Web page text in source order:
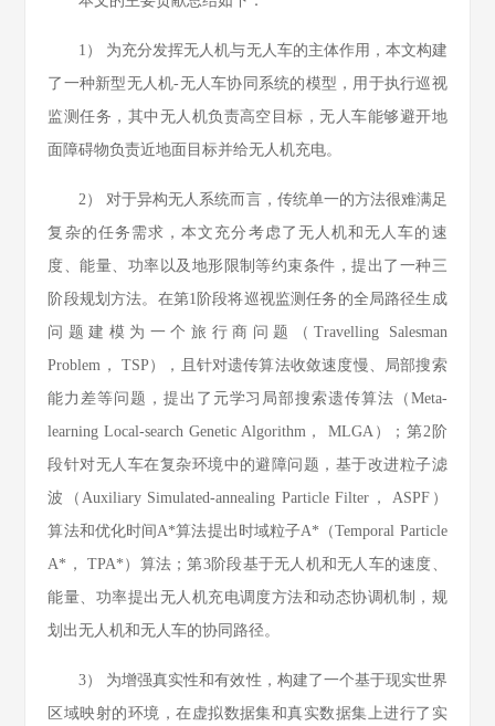
1） 为充分发挥无人机与无人车的主体作用，本文构建
了一种新型无人机-无人车协同系统的模型，用于执行巡视
监测任务，其中无人机负责高空目标，无人车能够避开地
面障碍物负责近地面目标并给无人机充电。
2） 对于异构无人系统而言，传统单一的方法很难满足
复杂的任务需求，本文充分考虑了无人机和无人车的速
度、能量、功率以及地形限制等约束条件，提出了一种三
阶段规划方法。在第1阶段将巡视监测任务的全局路径生成
问题建模为一个旅行商问题（Travelling Salesman
Problem， TSP），且针对遗传算法收敛速度慢、局部搜索
能力差等问题，提出了元学习局部搜索遗传算法（Meta-
learning Local-search Genetic Algorithm， MLGA）；第2阶
段针对无人车在复杂环境中的避障问题，基于改进粒子滤
波（Auxiliary Simulated-annealing Particle Filter， ASPF）
算法和优化时间A*算法提出时域粒子A*（Temporal Particle
A*， TPA*）算法；第3阶段基于无人机和无人车的速度、
能量、功率提出无人机充电调度方法和动态协调机制，规
划出无人机和无人车的协同路径。
3） 为增强真实性和有效性，构建了一个基于现实世界
区域映射的环境，在虚拟数据集和真实数据集上进行了实